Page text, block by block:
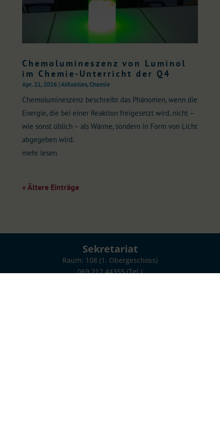
Chemolumineszenz von Luminol
im Chemie-Unterricht der Q4
Apr. 21, 2026|Aktuelles,Chemie
Chemolumineszenz beschreibt das Phänomen, wenn die
Energie, die bei einer Reaktion freigesetzt wird, nicht –
wie sonst üblich – als Wärme, sondern in Form von Licht
abgegeben wird.
mehr lesen
« Ältere Einträge
Sekretariat
Raum: 108 (1. Obergeschoss)
069 212 44355 (Tel.)